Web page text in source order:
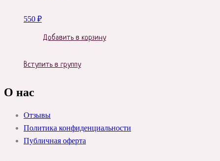
550 ₽
Добавить в корзину
Вступить в группу
О нас
Отзывы
Политика конфиденциальности
Публичная оферта